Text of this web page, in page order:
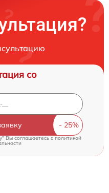
со
Вы соглашаетесь cполитикой